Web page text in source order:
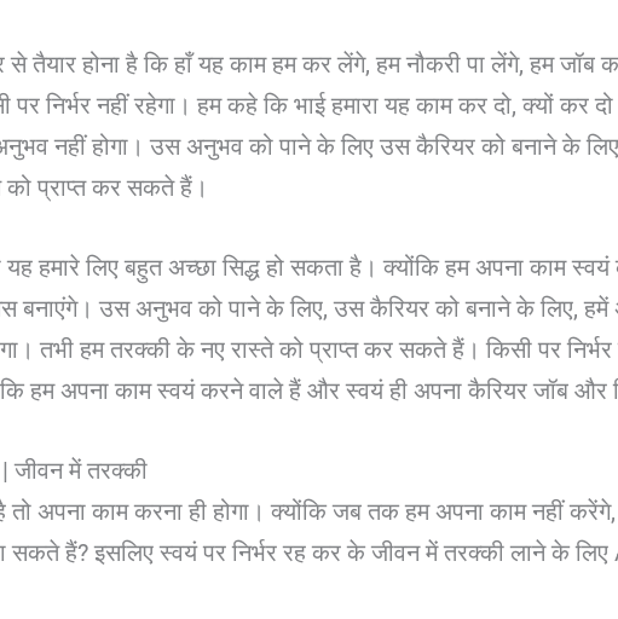
तैयार होना है कि हाँ यह काम हम कर लेंगे, हम नौकरी पा लेंगे, हम
पर निर्भर नहीं रहेगा। हम कहे कि भाई हमारा यह काम कर दो, क्यों कर
नहीं होगा। उस अनुभव को पाने के लिए उस कैरियर को बनाने के
प्राप्त कर सकते हैं।
यह हमारे लिए बहुत अच्छा सिद्ध हो सकता है। क्योंकि हम अपना काम
बनाएंगे। उस अनुभव को पाने के लिए, उस कैरियर को बनाने के लिए,
तभी हम तरक्की के नए रास्ते को प्राप्त कर सकते हैं। किसी पर निर्भर
हम अपना काम स्वयं करने वाले हैं और स्वयं ही अपना कैरियर जॉब और
में तरक्की
तो अपना काम करना ही होगा। क्योंकि जब तक हम अपना काम नहीं
सकते हैं? इसलिए स्वयं पर निर्भर रह कर के जीवन में तरक्की लाने के